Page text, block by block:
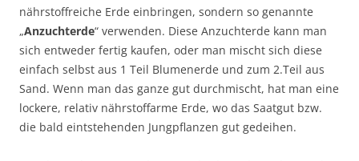
nährstoffreiche Erde einbringen, sondern so genannte
„Anzuchterde“ verwenden. Diese Anzuchterde kann man
sich entweder fertig kaufen, oder man mischt sich diese
einfach selbst aus 1 Teil Blumenerde und zum 2.Teil aus
Sand. Wenn man das ganze gut durchmischt, hat man eine
lockere, relativ nährstoffarme Erde, wo das Saatgut bzw.
die bald eintstehenden Jungpflanzen gut gedeihen.